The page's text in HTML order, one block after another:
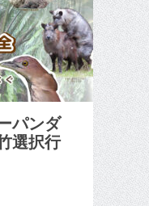
パンダ
選択行